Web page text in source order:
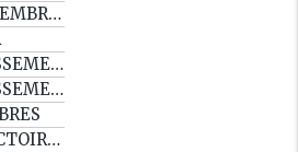
AS-AMICALE DES MEMBRES 9T
COMPETITION CLASSEMENT EDG
COMPETITION CLASSEMENT EDG
RACE TO SAINTE VICTOIRE EP3